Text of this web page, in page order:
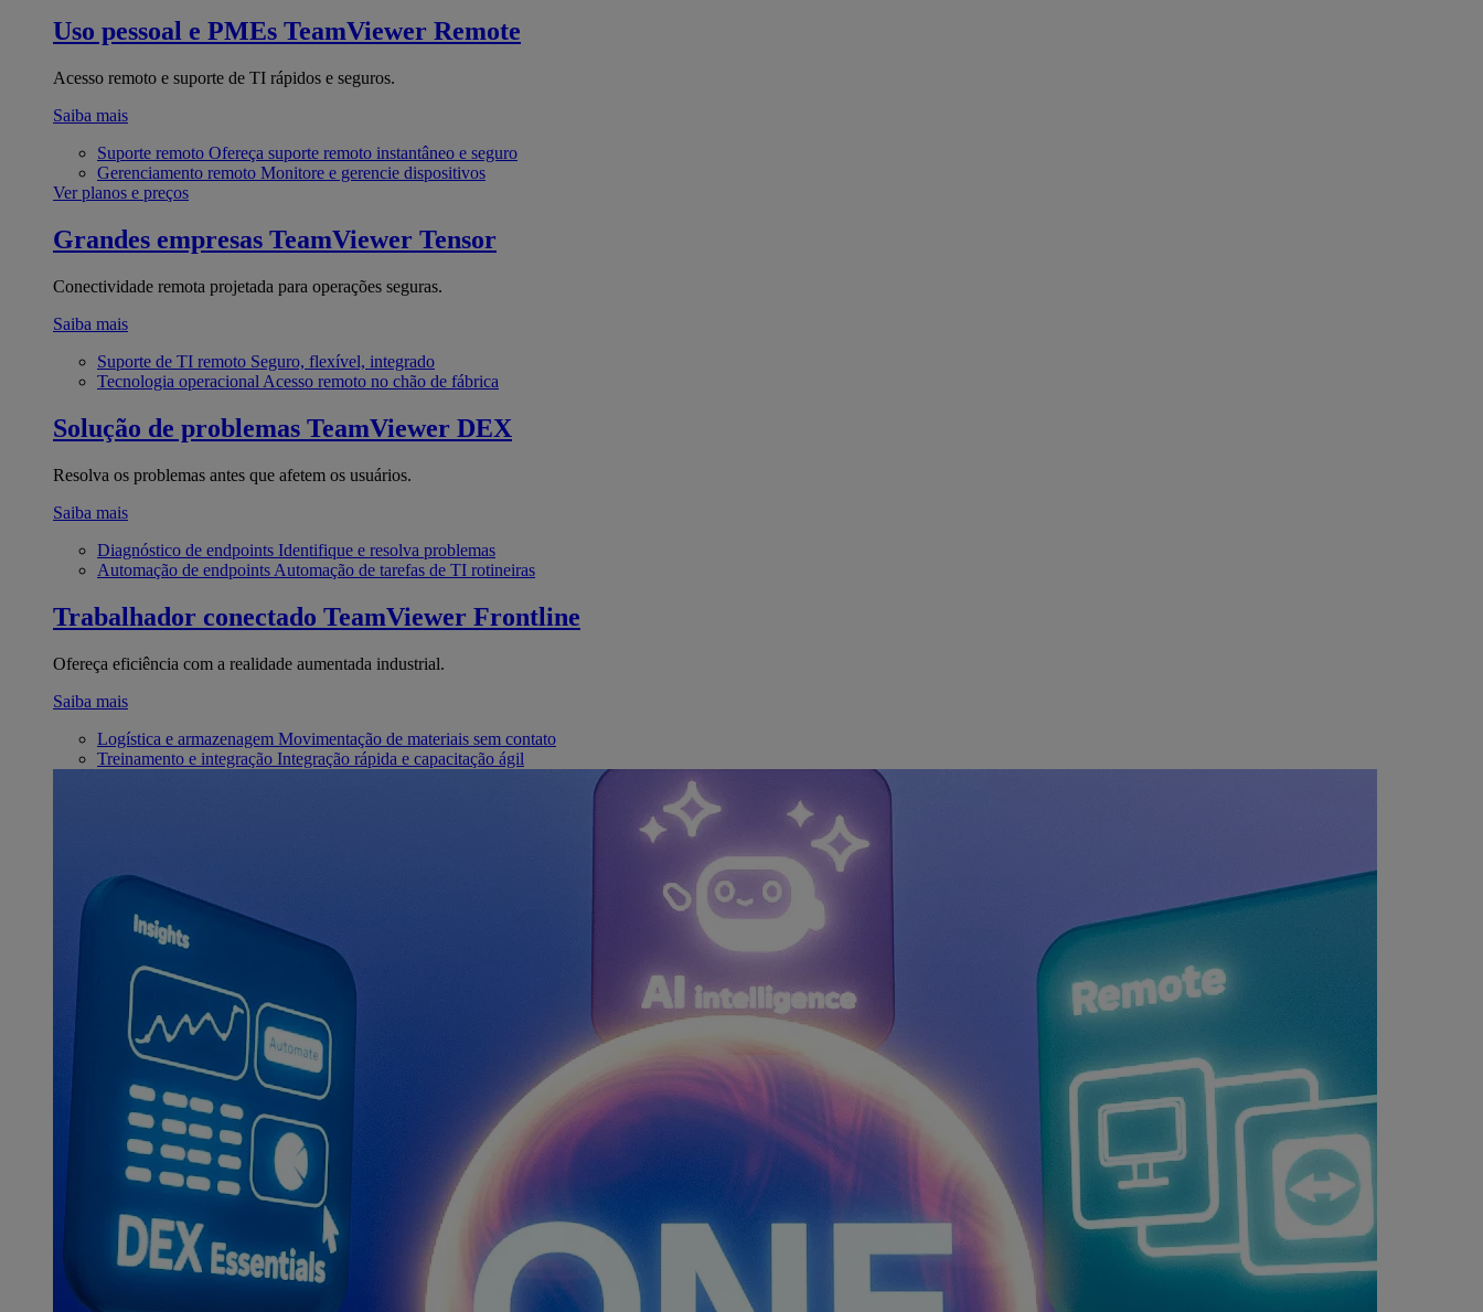
Uso pessoal e PMEs TeamViewer Remote
Acesso remoto e suporte de TI rápidos e seguros.
Saiba mais
Suporte remoto Ofereça suporte remoto instantâneo e seguro
Gerenciamento remoto Monitore e gerencie dispositivos
Ver planos e preços
Grandes empresas TeamViewer Tensor
Conectividade remota projetada para operações seguras.
Saiba mais
Suporte de TI remoto Seguro, flexível, integrado
Tecnologia operacional Acesso remoto no chão de fábrica
Solução de problemas TeamViewer DEX
Resolva os problemas antes que afetem os usuários.
Saiba mais
Diagnóstico de endpoints Identifique e resolva problemas
Automação de endpoints Automação de tarefas de TI rotineiras
Trabalhador conectado TeamViewer Frontline
Ofereça eficiência com a realidade aumentada industrial.
Saiba mais
Logística e armazenagem Movimentação de materiais sem contato
Treinamento e integração Integração rápida e capacitação ágil